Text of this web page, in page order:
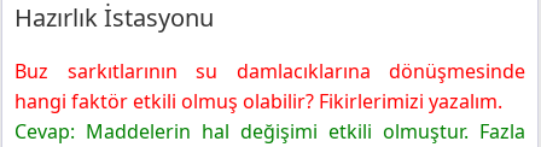
Hazırlık İstasyonu
Buz sarkıtlarının su damlacıklarına dönüşmesinde
hangi faktör etkili olmuş olabilir? Fikirlerimizi yazalım.
Cevap: Maddelerin hal değişimi etkili olmuştur. Fazla